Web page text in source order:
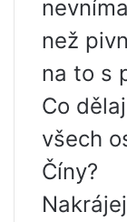
než
na to s
Co
všech
Číny?